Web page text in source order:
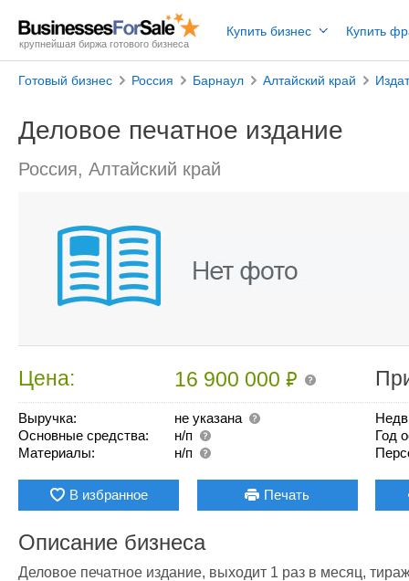
крупнейшая биржа готового бизнеса
Купить бизнес Купить
Готовый бизнес Россия Барнаул Алтайский край
Деловое печатное издание
Россия, Алтайский край
Цена: 16 900 000₽
Выручка:
не указана
Основные средства:
н/п
Материалы:
н/п
Год
В избранное Печать
Описание бизнеса
Деловое печатное издание, выходит 1 раз в месяц,